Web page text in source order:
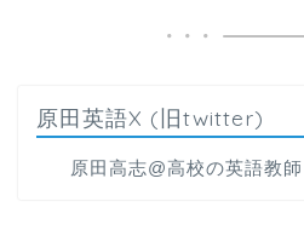
原田英語X (旧twitter)
原田高志@高校の英語教